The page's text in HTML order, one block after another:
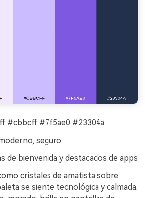
#cbbcff #7f5ae0 #23304a
seguro
de bienvenida y destacados de apps
cristales de amatista sobre
se siente tecnológica y calmada.